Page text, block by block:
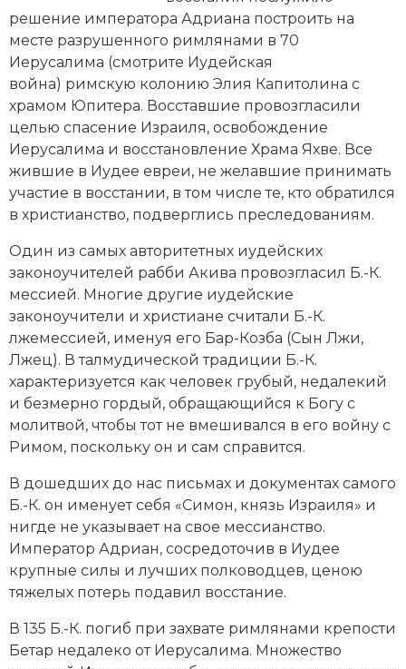
Генеалогия, геральдика
Государство и право
Европа
Империи
Историческая география и топонимика
История материальной и духовной культуры
История международных отношений
История, философия, теория и методология
исторического знания
Итория международных отношений
Латинская Америка
Новая история
Нумизматика
Образование
Общественные объединения и организации
Политическая история
Революции и народные движения
решение императора Адриана построить на
месте разрушенного римлянами в 70
Иерусалима (смотрите Иудейская
война) римскую колонию Элия Капитолина с
храмом Юпитера. Восставшие провозгласили
целью спасение Израиля, освобождение
Иерусалима и восстановление Храма Яхве. Все
жившие в Иудее евреи, не желавшие принимать
участие в восстании, в том числе те, кто обратился
в христианство, подверглись преследованиям.
Один из самых авторитетных иудейских
законоучителей рабби Акива провозгласил Б.-К.
мессией. Многие другие иудейские
законоучители и христиане считали Б.-К.
лжемессией, именуя его Бар-Козба (Сын Лжи,
Лжец). В талмудической традиции Б.-К.
характеризуется как человек грубый, недалекий
и безмерно гордый, обращающийся к Богу с
молитвой, чтобы тот не вмешивался в его войну с
Римом, поскольку он и сам справится.
В дошедших до нас письмах и документах самого
Б.-К. он именует себя «Симон, князь Израиля» и
нигде не указывает на свое мессианство.
Император Адриан, сосредоточив в Иудее
крупные силы и лучших полководцев, ценою
тяжелых потерь подавил восстание.
В 135 Б.-К. погиб при захвате римлянами крепости
Бетар недалеко от Иерусалима. Множество